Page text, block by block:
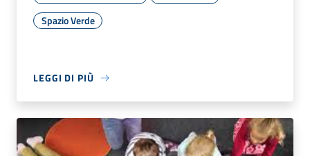
Spazio Verde
LEGGI DI PIÙ